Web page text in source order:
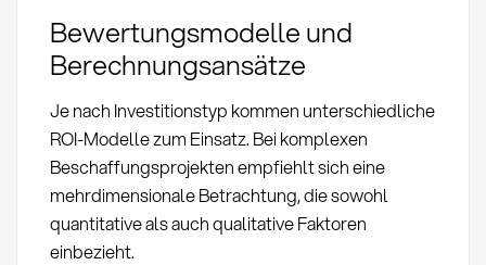
Bewertungsmodelle und
Berechnungsansätze
Je nach Investitionstyp kommen unterschiedliche
ROI-Modelle zum Einsatz. Bei komplexen
Beschaffungsprojekten empfiehlt sich eine
mehrdimensionale Betrachtung, die sowohl
quantitative als auch qualitative Faktoren
einbezieht.